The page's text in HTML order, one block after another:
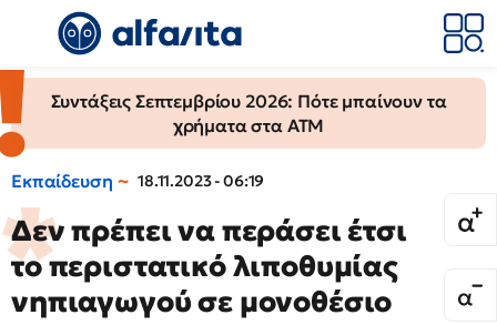
Συντάξεις Σεπτεμβρίου 2026: Πότε μπαίνουν τα
χρήματα στα ΑΤΜ
Εκπαίδευση 18.11.2023 - 06:19
Δεν πρέπει να περάσει έτσι
το περιστατικό λιποθυμίας
νηπιαγωγού σε μονοθέσιο